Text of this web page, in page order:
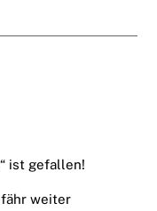
ist gefallen!
weiter